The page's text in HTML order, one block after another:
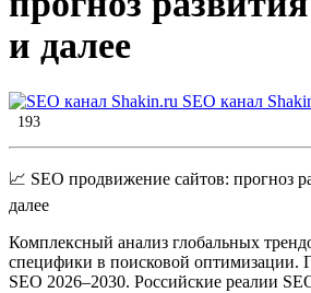
и далее
SEO канал
193
📈 SEO продвижение сайтов: прогноз
далее
Комплексный анализ глобальных
специфики в поисковой оптимизации.
SEO 2026–2030. Российские реалии